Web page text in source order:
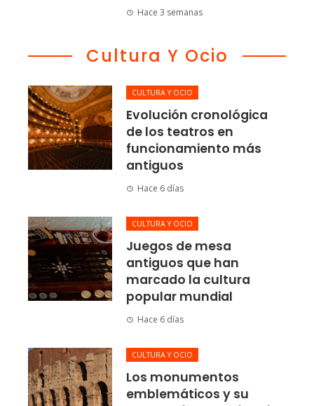
Hace 3 semanas
Cultura Y Ocio
CULTURA Y OCIO
Evolución cronológica
de los teatros en
funcionamiento más
antiguos
Hace 6 días
CULTURA Y OCIO
Juegos de mesa
antiguos que han
marcado la cultura
popular mundial
Hace 6 días
CULTURA Y OCIO
Los monumentos
emblemáticos y su